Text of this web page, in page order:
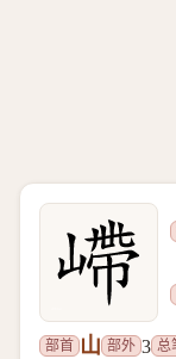
部首 山 部外 3 总